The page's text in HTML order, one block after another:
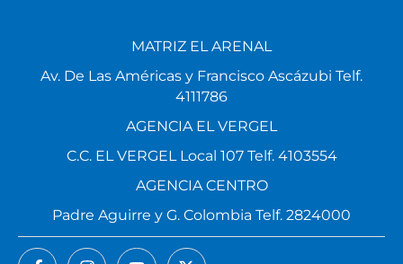
MATRIZ EL ARENAL
Av. De Las Américas y Francisco Ascázubi Telf.
4111786
AGENCIA EL VERGEL
C.C. EL VERGEL Local 107 Telf. 4103554
AGENCIA CENTRO
Padre Aguirre y G. Colombia Telf. 2824000